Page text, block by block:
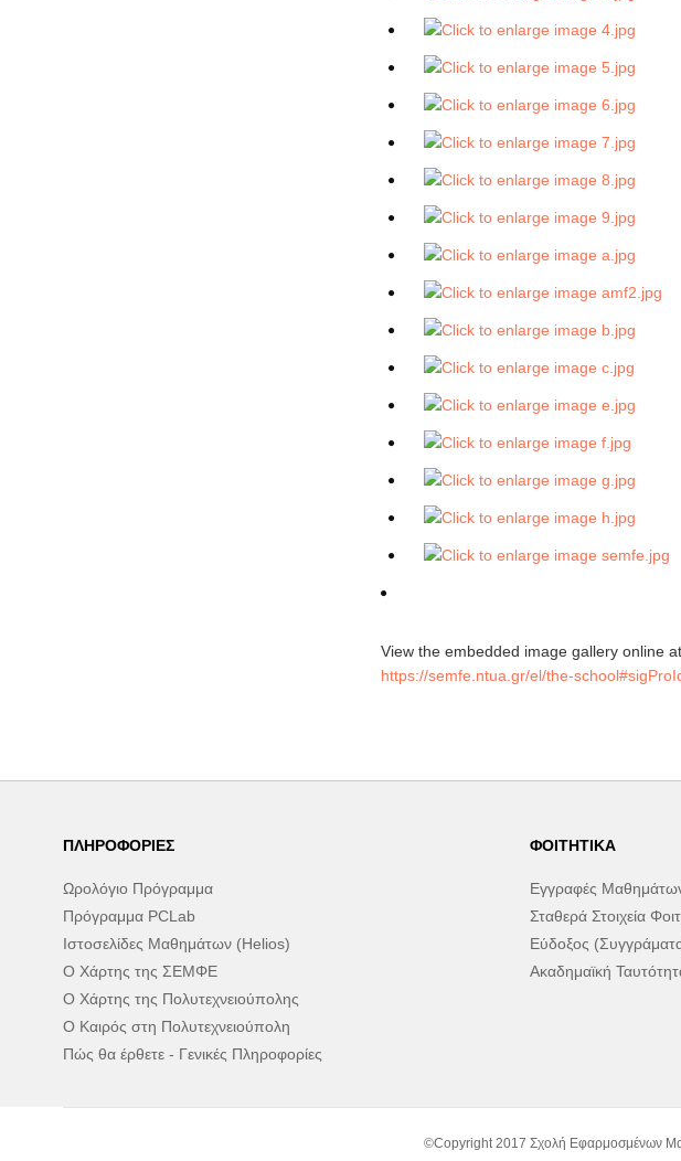
View the embedded image gallery online
https://semfe.ntua.gr/el/the-
ΠΛΗΡΟΦΟΡΊΕΣ
Ωρολόγιο Πρόγραμμα
Πρόγραμμα PCLab
Ιστοσελίδες Μαθημάτων (Helios)
Ο Χάρτης της ΣΕΜΦΕ
Ο Χάρτης της Πολυτεχνειούπολης
Ο Καιρός στη Πολυτεχνειούπολη
Πώς θα έρθετε - Γενικές Πληροφορίες
ΦΟΙΤΗΤΙΚΆ
Εγγραφές
Σταθερά Στοιχεία
Εύδοξος
Ακαδημαϊκή
©Copyright 2017 Σχολή Εφαρμοσμένων